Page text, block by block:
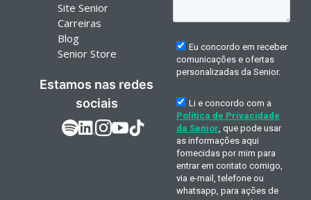
Site Senior
Carreiras
Blog
Senior Store
Estamos nas redes
sociais